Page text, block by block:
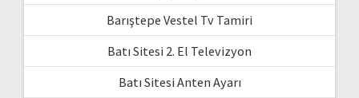
Barıştepe Vestel Tv Tamiri
Batı Sitesi 2. El Televizyon
Batı Sitesi Anten Ayarı